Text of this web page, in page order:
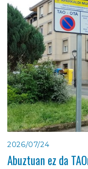
2026/07/24
Abuztuan ez da